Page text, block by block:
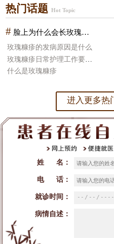
热门话题 Hot Topic
# 脸上为什么会长玫瑰糠疹
玫瑰糠疹的发病原因是什么
什么是玫瑰糠疹
进入更多
姓 名：
电 话：
就诊时间：
病情自述：